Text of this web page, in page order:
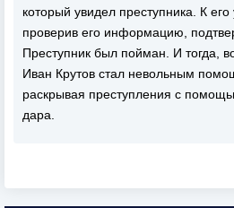
который увидел преступника. К
проверив его информацию,
Преступник был пойман. И тогда,
Иван Крутов стал невольным
раскрывая преступления с
дара.